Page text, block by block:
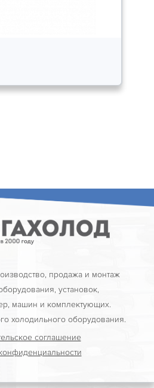
продажа и монтаж
установок,
машин и комплектующих.
холодильного оборудования.
соглашение